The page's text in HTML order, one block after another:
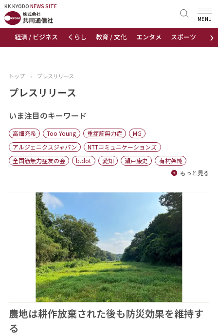
KK KYODO NEWS SITE
›
経済 / ビジネス くらし 教育 / 文化 エンタメ スポーツ 地域
MENU
KK KYODONEWS SITE
トップページ
ニュース
おすすめコンテンツ
出版物
会社概要
トップ › プレスリリース
プレスリリース
いま注目のキーワード
高畑充希 Too Young 重症筋無力症
MG
アルジェニクスジャパン
NTTコミュニケーションズ
全国筋無力症友の会
b.dot 愛知 瀬戸康史
有村架純
もっと見る
農地は耕作放棄された後も防災効果を維持す
る